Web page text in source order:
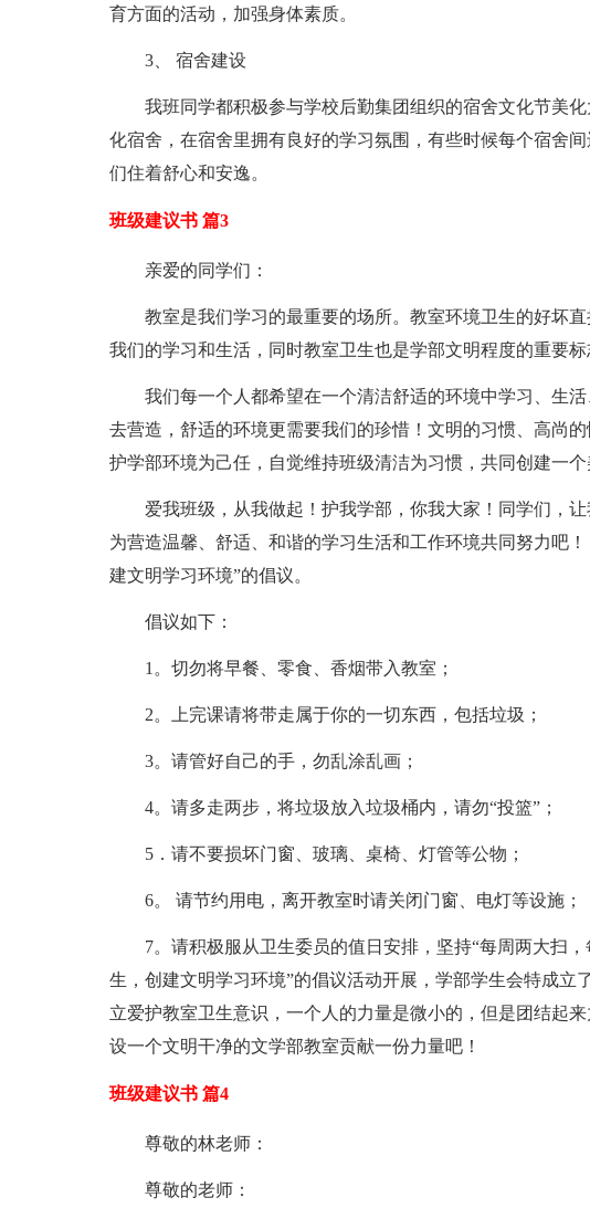
育方面的活动，加强身体素质。
3、 宿舍建设
我班同学都积极参与学校后勤集团组织的宿舍文化节美
化宿舍，在宿舍里拥有良好的学习氛围，有些时候每个宿舍
们住着舒心和安逸。
班级建议书 篇3
亲爱的同学们：
教室是我们学习的最重要的场所。教室环境卫生的好坏
我们的学习和生活，同时教室卫生也是学部文明程度的重要
我们每一个人都希望在一个清洁舒适的环境中学习、生
去营造，舒适的环境更需要我们的珍惜！文明的习惯、高尚
护学部环境为己任，自觉维持班级清洁为习惯，共同创建一
爱我班级，从我做起！护我学部，你我大家！同学们，
为营造温馨、舒适、和谐的学习生活和工作环境共同努力吧
建文明学习环境”的倡议。
倡议如下：
1。切勿将早餐、零食、香烟带入教室；
2。上完课请将带走属于你的一切东西，包括垃圾；
3。请管好自己的手，勿乱涂乱画；
4。请多走两步，将垃圾放入垃圾桶内，请勿“投篮”；
5．请不要损坏门窗、玻璃、桌椅、灯管等公物；
6。 请节约用电，离开教室时请关闭门窗、电灯等设施；
7。请积极服从卫生委员的值日安排，坚持“每周两大扫
生，创建文明学习环境”的倡议活动开展，学部学生会特成立
立爱护教室卫生意识，一个人的力量是微小的，但是团结起
设一个文明干净的文学部教室贡献一份力量吧！
班级建议书 篇4
尊敬的林老师：
尊敬的老师：